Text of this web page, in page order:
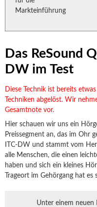
Das ReSound
DW im Test
Diese Technik ist bereits
Techniken abgelöst. Wir
Gesamtnote vor.
Hier schauen wir uns ein
Preissegment an, das im Ohr
ITC-DW und stammt vom
alle Menschen, die einen
haben und sich ein kleines
Trageort im Gehörgang hat
Unter einem neuen